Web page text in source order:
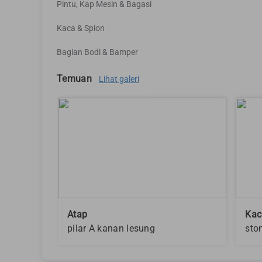
Pintu, Kap Mesin & Bagasi
Kaca & Spion
Bagian Bodi & Bamper
Temuan Lihat galeri
Atap
pilar A kanan lesung